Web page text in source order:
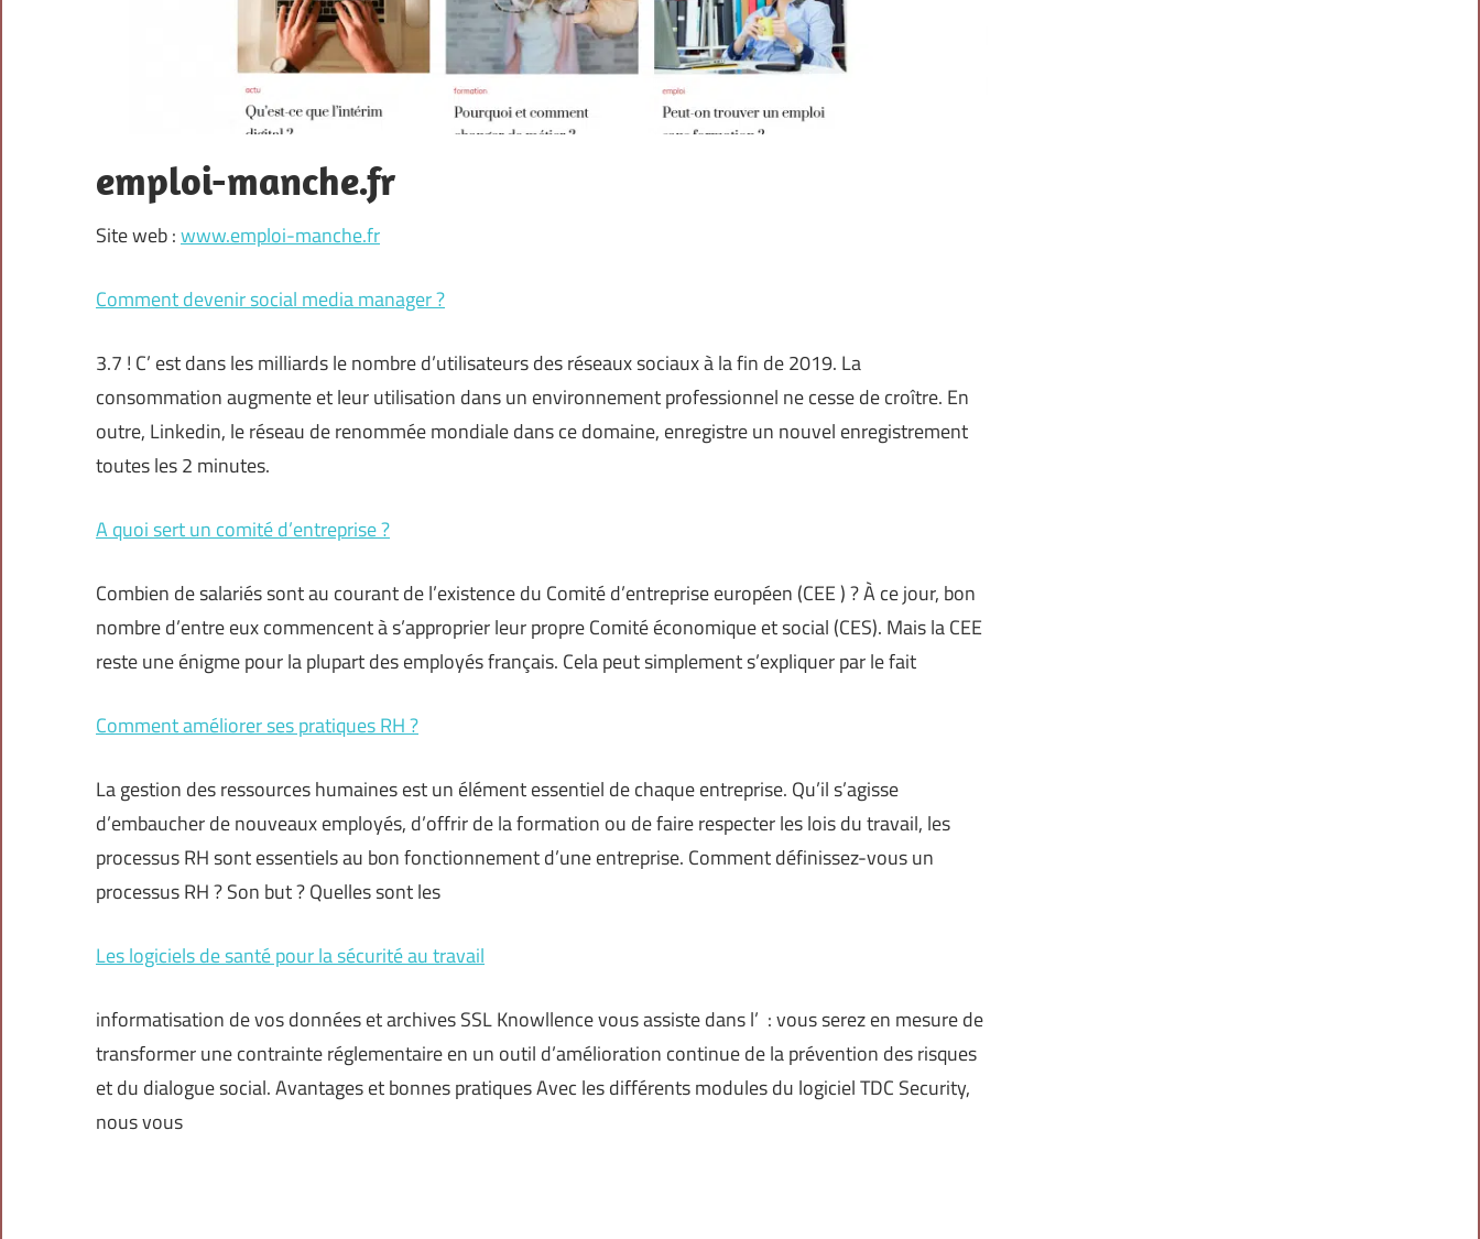
emploi-manche.fr
Site web :www.emploi-manche.fr
Comment devenir social media manager ?
3.7 ! C’ est dans les milliards le nombre d’utilisateurs des réseaux sociaux à la fin de 2019. La
consommation augmente et leur utilisation dans un environnement professionnel ne cesse de croître. En
outre, Linkedin, le réseau de renommée mondiale dans ce domaine, enregistre un nouvel enregistrement
toutes les 2 minutes.
A quoi sert un comité d’entreprise ?
Combien de salariés sont au courant de l’existence du Comité d’entreprise européen (CEE ) ? À ce jour, bon
nombre d’entre eux commencent à s’approprier leur propre Comité économique et social (CES). Mais la CEE
reste une énigme pour la plupart des employés français. Cela peut simplement s’expliquer par le fait
Comment améliorer ses pratiques RH ?
La gestion des ressources humaines est un élément essentiel de chaque entreprise. Qu’il s’agisse
d’embaucher de nouveaux employés, d’offrir de la formation ou de faire respecter les lois du travail, les
processus RH sont essentiels au bon fonctionnement d’une entreprise. Comment définissez-vous un
processus RH ? Son but ? Quelles sont les
Les logiciels de santé pour la sécurité au travail
informatisation de vos données et archives SSL Knowllence vous assiste dans l’ : vous serez en mesure de
transformer une contrainte réglementaire en un outil d’amélioration continue de la prévention des risques
et du dialogue social. Avantages et bonnes pratiques Avec les différents modules du logiciel TDC Security,
nous vous